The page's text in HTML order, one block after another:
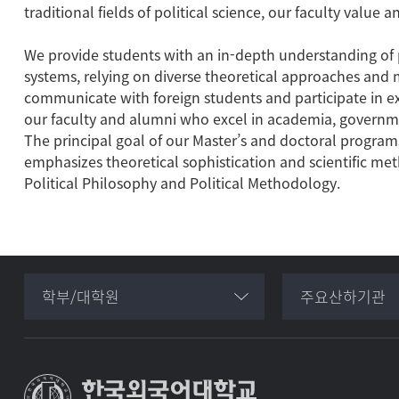
traditional fields of political science, our faculty value
We provide students with an in-depth understanding
systems, relying on diverse theoretical approaches
communicate with foreign students and participate in
our faculty and alumni who excel in academia,
The principal goal of our Master’s and doctoral
emphasizes theoretical sophistication and scientific
Political Philosophy and Political Methodology.
학부/대학원 주요산하기관